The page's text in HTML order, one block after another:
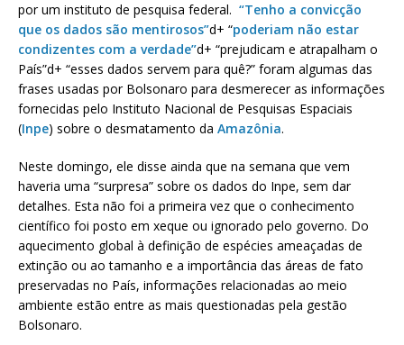
por um instituto de pesquisa federal. “Tenho a convicção
que os dados são mentirosos”d+ “poderiam não estar
condizentes com a verdade”d+ “prejudicam e atrapalham o
País”d+ “esses dados servem para quê?” foram algumas das
frases usadas por Bolsonaro para desmerecer as informações
fornecidas pelo Instituto Nacional de Pesquisas Espaciais
(Inpe) sobre o desmatamento da Amazônia.
Neste domingo, ele disse ainda que na semana que vem
haveria uma “surpresa” sobre os dados do Inpe, sem dar
detalhes. Esta não foi a primeira vez que o conhecimento
científico foi posto em xeque ou ignorado pelo governo. Do
aquecimento global à definição de espécies ameaçadas de
extinção ou ao tamanho e a importância das áreas de fato
preservadas no País, informações relacionadas ao meio
ambiente estão entre as mais questionadas pela gestão
Bolsonaro.